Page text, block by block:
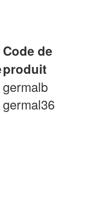
Code de
produit
germalb
germal36